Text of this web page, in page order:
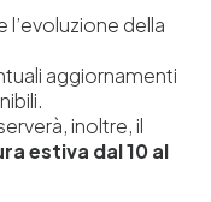
l’evoluzione della
aggiornamenti
inoltre, il
estiva dal 10 al